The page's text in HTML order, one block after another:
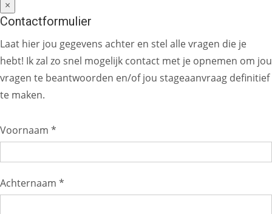
×
Contactformulier
Laat hier jou gegevens achter en stel alle vragen die je
hebt! Ik zal zo snel mogelijk contact met je opnemen om jou
vragen te beantwoorden en/of jou stageaanvraag definitief
te maken.
Voornaam *
Achternaam *